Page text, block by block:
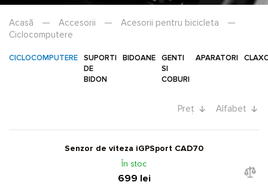
Acasă — Accesorii — Acesorii pentru bicicleta
—
Ciclocomputere
CICLOCOMPUTERE
SUPORTI
DE
BIDON
BIDOANE
GENTI
SI
COBURI
APARATORI
Preț Alfabet
Senzor de viteza iGPSport CAD70
În stoc
699 lei